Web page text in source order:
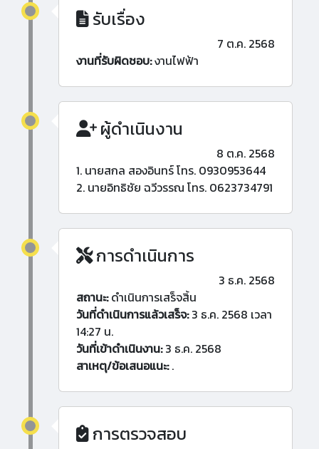
รับเรื่อง
7 ต.ค. 2568
งานที่รับผิดชอบ:งานไฟฟ้า
ผู้ดำเนินงาน
8 ต.ค. 2568
1. นายสกล สองอินทร์ โทร. 0930953644
2. นายอิทธิชัย ฉวีวรรณ โทร. 0623734791
การดำเนินการ
3 ธ.ค. 2568
สถานะ:ดำเนินการเสร็จสิ้น
วันที่ดำเนินการแล้วเสร็จ:3 ธ.ค. 2568 เวลา
14:27 น.
วันที่เข้าดำเนินงาน:3 ธ.ค. 2568
สาเหตุ/ข้อเสนอแนะ:.
การตรวจสอบ